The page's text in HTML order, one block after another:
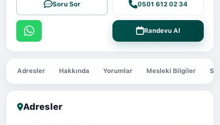
Soru Sor 0501 612 02 34
Randevu Al
Adresler Hakkında Yorumlar Mesleki Bilgiler
Adresler